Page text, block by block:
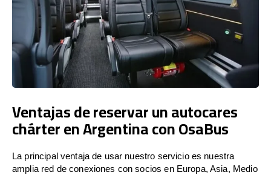
Ventajas de reservar un autocares
chárter en Argentina con OsaBus
La principal ventaja de usar nuestro servicio es nuestra
amplia red de conexiones con socios en Europa, Asia, Medio